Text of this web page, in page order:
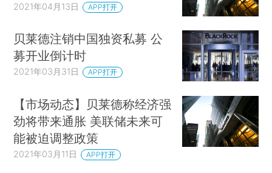
2021年04月13日 APP打开
贝莱德注销中国独资私募 公
募开业倒计时
2021年03月31日 APP打开
【市场动态】贝莱德称经济强
劲将带来通胀 美联储未来可
能被迫调整政策
2021年03月11日 APP打开